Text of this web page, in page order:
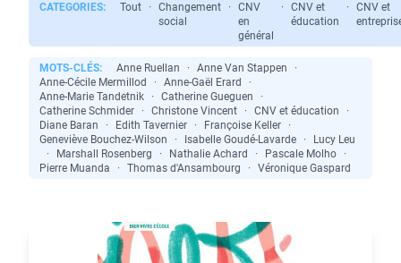
CATEGORIES: Tout ·
Changement
social
·
CNV
en
général
·
CNV et
éducation
·
CNV et
MOTS-CLÉS: Anne Ruellan · Anne Van Stappen
·
Anne-Cécile Mermillod
· Anne-Gaël Erard
·
Anne-Marie Tandetnik
· Catherine Gueguen
·
Catherine Schmider
· Christone Vincent · CNV et éducation
·
Diane Baran
· Edith Tavernier · Françoise Keller
·
Geneviève Bouchez-Wilson
· Isabelle Goudé-Lavarde ·
Lucy Leu
·
Marshall Rosenberg · Nathalie Achard · Pascale Molho
·
Pierre Muanda
· Thomas d'Ansambourg · Véronique Gaspard